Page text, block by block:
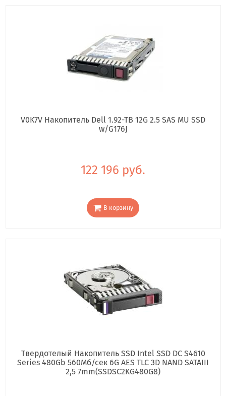
V0K7V Накопитель Dell 1.92-TB 12G 2.5 SAS MU SSD
w/G176J
122 196 руб.
В корзину
Твердотелый Накопитель SSD Intel SSD DC S4610
Series 480Gb 560Мб/сек 6G AES TLC 3D NAND SATAIII
2,5 7mm(SSDSC2KG480G8)